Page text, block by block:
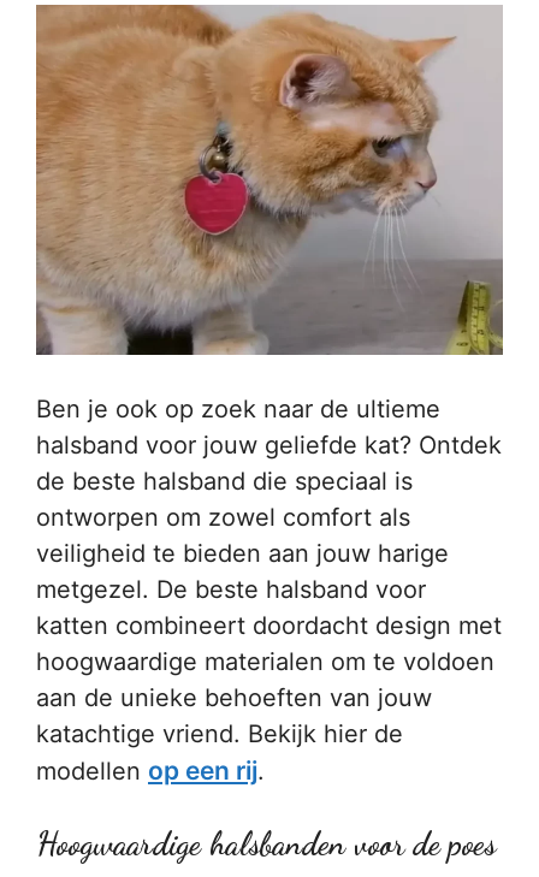
Ben je ook op zoek naar de ultieme
halsband voor jouw geliefde kat? Ontdek
de beste halsband die speciaal is
ontworpen om zowel comfort als
veiligheid te bieden aan jouw harige
metgezel. De beste halsband voor
katten combineert doordacht design met
hoogwaardige materialen om te voldoen
aan de unieke behoeften van jouw
katachtige vriend. Bekijk hier de
modellen op een rij.
Hoogwaardige halsbanden voor de poes